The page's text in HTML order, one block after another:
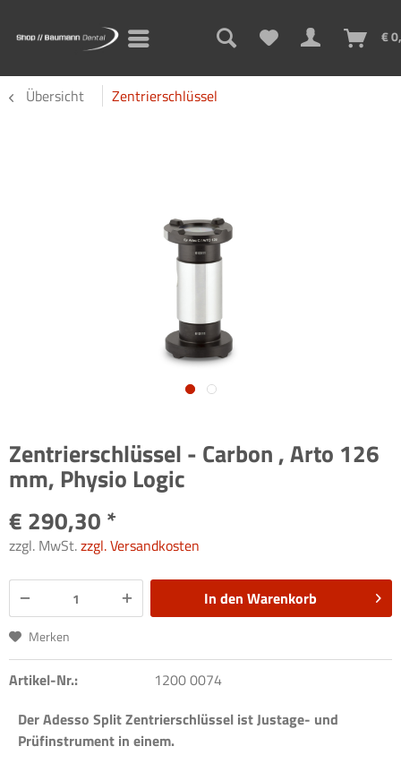
€
Übersicht Zentrierschlüssel
Zentrierschlüssel - Carbon , Arto 126
mm, Physio Logic
€ 290,30 *
zzgl. MwSt.zzgl. Versandkosten
In den Warenkorb
Merken
Artikel-Nr.:
1200 0074
Der Adesso Split Zentrierschlüssel ist Justage- und
Prüfinstrument in einem.